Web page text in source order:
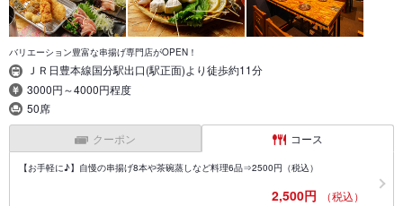
バリエーション豊富な串揚げ専門店がOPEN！
ＪＲ日豊本線国分駅出口(駅正面)より徒歩約11分
3000円～4000円程度
50席
クーポン コース
【お手軽に♪】自慢の串揚げ8本や茶碗蒸しなど料理6品⇒2500円（税込）
2,500円 （税込）